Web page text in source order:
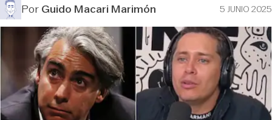
PorGuido Macari Marimón 5 JUNIO 2025